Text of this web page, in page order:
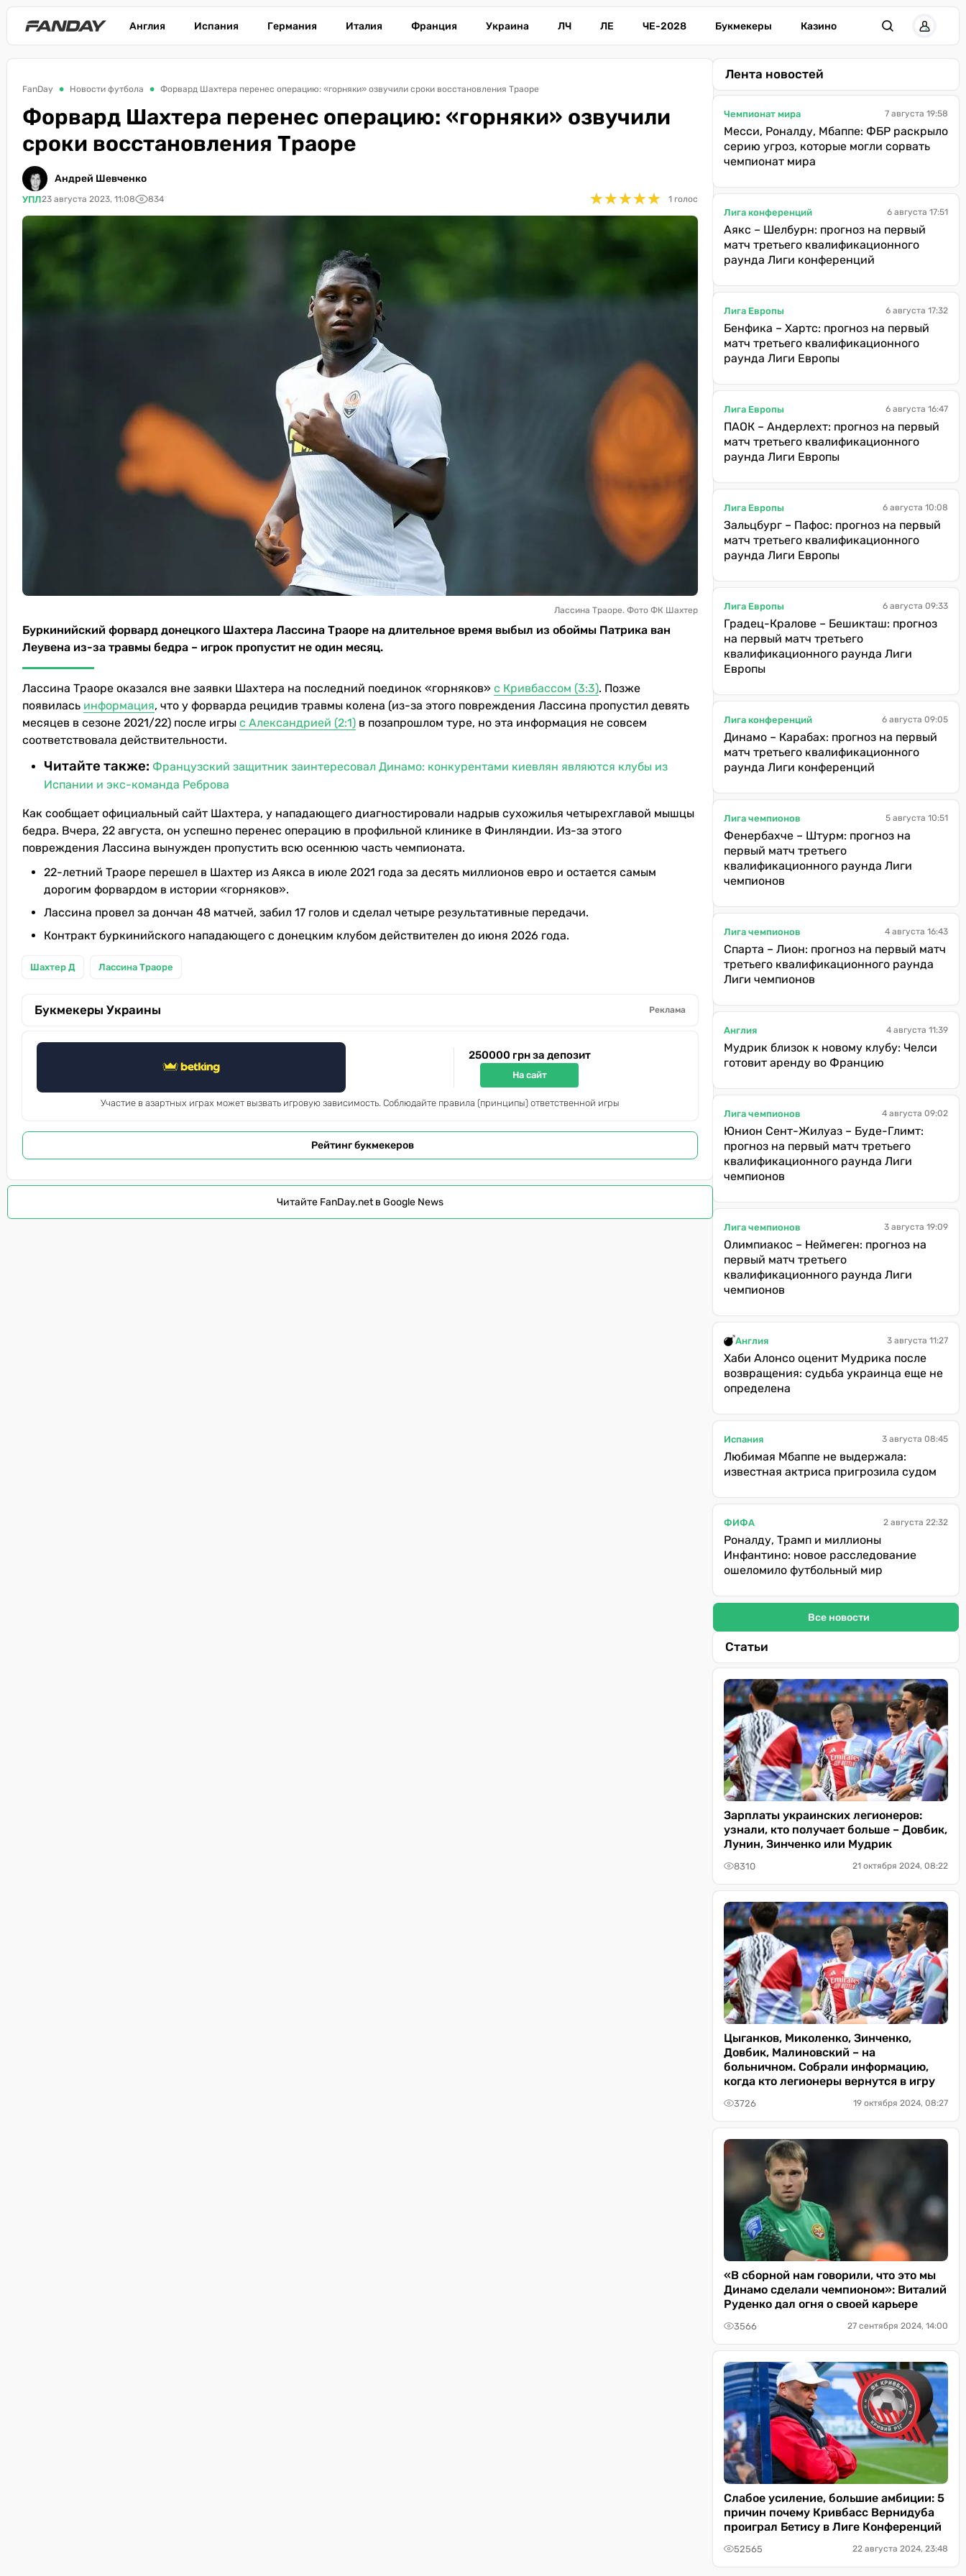
Англия Испания Германия Италия Франция Украина ЛЧ ЛЕ ЧЕ-2028 Букмекеры Казино
FanDay Новости футбола Форвард Шахтера перенес операцию: «горняки» озвучили сроки восстановления Траоре
Форвард Шахтера перенес операцию: «горняки» озвучили
сроки восстановления Траоре
Андрей Шевченко
УПЛ23 августа 2023, 11:08 834 ★★★★★
★★★★★ 1 голос
Лассина Траоре. Фото ФК Шахтер
Буркинийский форвард донецкого Шахтера Лассина Траоре на длительное время выбыл из обоймы Патрика ван
Леувена из-за травмы бедра – игрок пропустит не один месяц.
Лассина Траоре оказался вне заявки Шахтера на последний поединок «горняков» с Кривбассом (3:3). Позже
появилась информация, что у форварда рецидив травмы колена (из-за этого повреждения Лассина пропустил девять
месяцев в сезоне 2021/22) после игры с Александрией (2:1) в позапрошлом туре, но эта информация не совсем
соответствовала действительности.
Читайте также: Французский защитник заинтересовал Динамо: конкурентами киевлян являются клубы из
Испании и экс-команда Реброва
Как сообщает официальный сайт Шахтера, у нападающего диагностировали надрыв сухожилья четырехглавой мышцы
бедра. Вчера, 22 августа, он успешно перенес операцию в профильной клинике в Финляндии. Из-за этого
повреждения Лассина вынужден пропустить всю осеннюю часть чемпионата.
22-летний Траоре перешел в Шахтер из Аякса в июле 2021 года за десять миллионов евро и остается самым
дорогим форвардом в истории «горняков».
Лассина провел за дончан 48 матчей, забил 17 голов и сделал четыре результативные передачи.
Контракт буркинийского нападающего с донецким клубом действителен до июня 2026 года.
Шахтер Д Лассина Траоре
Букмекеры Украины Реклама
250000 грн за депозит
На сайт
Участие в азартных играх может вызвать игровую зависимость. Соблюдайте правила (принципы) ответственной игры
Рейтинг букмекеров
Читайте FanDay.net в Google News
Лента новостей
Чемпионат мира 7 августа 19:58
Месси, Роналду, Мбаппе: ФБР раскрыло
серию угроз, которые могли сорвать
чемпионат мира
Лига конференций 6 августа 17:51
Аякс – Шелбурн: прогноз на первый
матч третьего квалификационного
раунда Лиги конференций
Лига Европы 6 августа 17:32
Бенфика – Хартс: прогноз на первый
матч третьего квалификационного
раунда Лиги Европы
Лига Европы 6 августа 16:47
ПАОК – Андерлехт: прогноз на первый
матч третьего квалификационного
раунда Лиги Европы
Лига Европы 6 августа 10:08
Зальцбург – Пафос: прогноз на первый
матч третьего квалификационного
раунда Лиги Европы
Лига Европы 6 августа 09:33
Градец-Кралове – Бешикташ: прогноз
на первый матч третьего
квалификационного раунда Лиги
Европы
Лига конференций 6 августа 09:05
Динамо – Карабах: прогноз на первый
матч третьего квалификационного
раунда Лиги конференций
Лига чемпионов 5 августа 10:51
Фенербахче – Штурм: прогноз на
первый матч третьего
квалификационного раунда Лиги
чемпионов
Лига чемпионов 4 августа 16:43
Спарта – Лион: прогноз на первый матч
третьего квалификационного раунда
Лиги чемпионов
Англия 4 августа 11:39
Мудрик близок к новому клубу: Челси
готовит аренду во Францию
Лига чемпионов 4 августа 09:02
Юнион Сент-Жилуаз – Буде-Глимт:
прогноз на первый матч третьего
квалификационного раунда Лиги
чемпионов
Лига чемпионов 3 августа 19:09
Олимпиакос – Неймеген: прогноз на
первый матч третьего
квалификационного раунда Лиги
чемпионов
Англия 3 августа 11:27
Хаби Алонсо оценит Мудрика после
возвращения: судьба украинца еще не
определена
Испания 3 августа 08:45
Любимая Мбаппе не выдержала:
известная актриса пригрозила судом
ФИФА 2 августа 22:32
Роналду, Трамп и миллионы
Инфантино: новое расследование
ошеломило футбольный мир
Все новости
Статьи
Зарплаты украинских легионеров:
узнали, кто получает больше – Довбик,
Лунин, Зинченко или Мудрик
8310 21 октября 2024, 08:22
Цыганков, Миколенко, Зинченко,
Довбик, Малиновский – на
больничном. Собрали информацию,
когда кто легионеры вернутся в игру
3726 19 октября 2024, 08:27
«В сборной нам говорили, что это мы
Динамо сделали чемпионом»: Виталий
Руденко дал огня о своей карьере
3566 27 сентября 2024, 14:00
Слабое усиление, большие амбиции: 5
причин почему Кривбасс Вернидуба
проиграл Бетису в Лиге Конференций
52565 22 августа 2024, 23:48